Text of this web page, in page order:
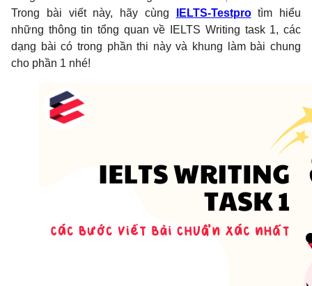
Trong bài viết này, hãy cùng
IELTS-Testprotìm hiểu
những thông tin tổng quan về IELTS Writing task 1, các
dạng bài có trong phần thi này và khung làm bài chung
cho phần 1 nhé!